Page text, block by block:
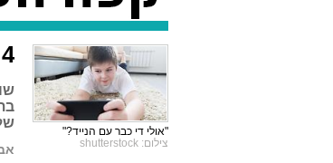
4 מוקשים של החופש שאפשר לפרק
"אולי די כבר עם הנייד?"
צילום: shutterstock